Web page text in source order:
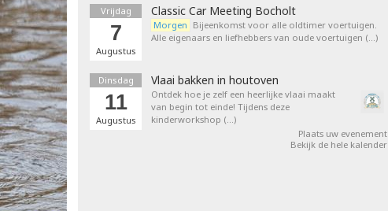
Vrijdag
7
Augustus
Classic Car Meeting Bocholt
Morgen Bijeenkomst voor alle oldtimer voertuigen.
Alle eigenaars en liefhebbers van oude voertuigen (…)
Dinsdag
11
Augustus
Vlaai bakken in houtoven
Ontdek hoe je zelf een heerlijke vlaai maakt
van begin tot einde! Tijdens deze
kinderworkshop (…)
Plaats uw evenement
Bekijk de hele kalender